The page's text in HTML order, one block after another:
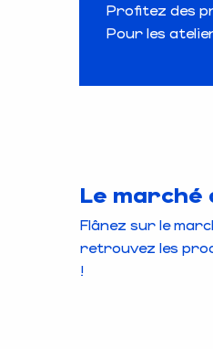
Profitez des
Pour les
Le marché
Flânez sur le
retrouvez les
!